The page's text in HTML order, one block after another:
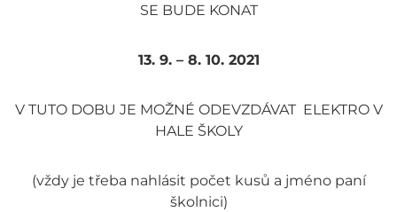
SE BUDE KONAT
13. 9. – 8. 10. 2021
V TUTO DOBU JE MOŽNÉ ODEVZDÁVAT ELEKTRO V
HALE ŠKOLY
(vždy je třeba nahlásit počet kusů a jméno paní
školnici)